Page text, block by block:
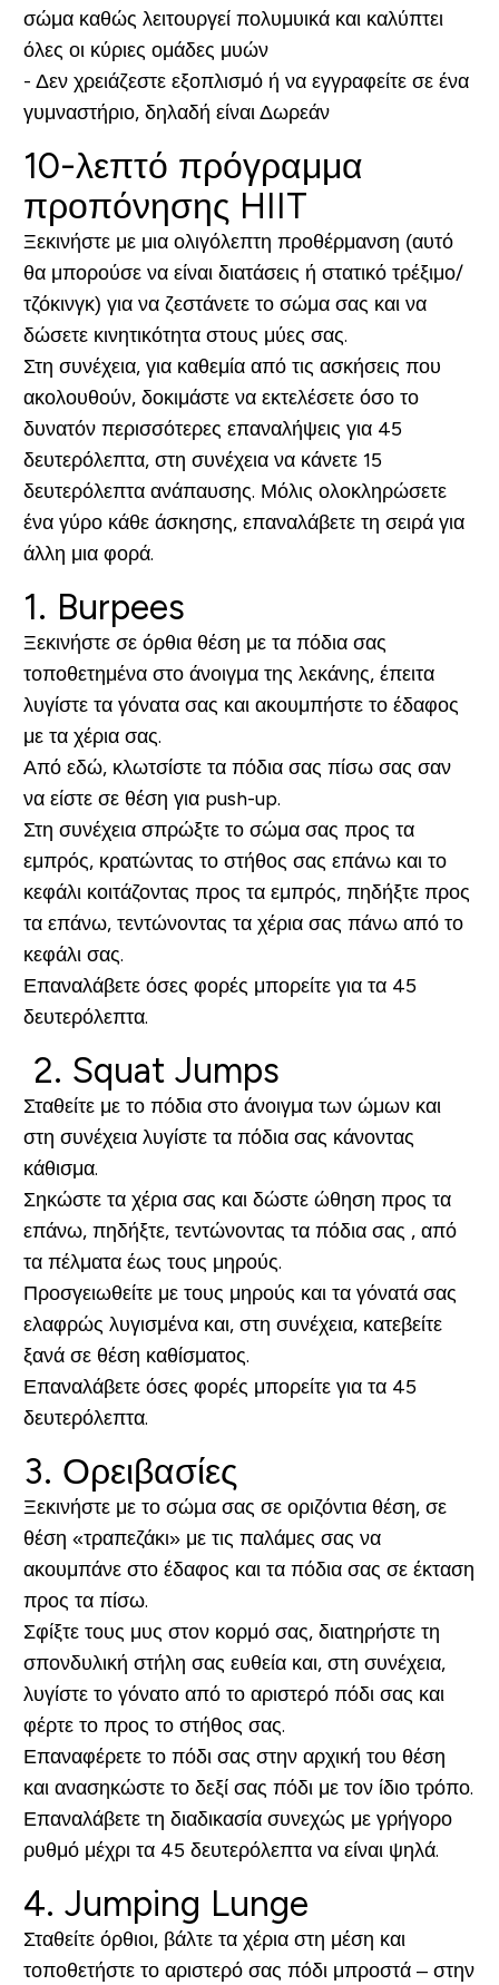
σώμα καθώς λειτουργεί πολυμυικά και καλύπτει
όλες οι κύριες ομάδες μυών
- Δεν χρειάζεστε εξοπλισμό ή να εγγραφείτε σε ένα
γυμναστήριο, δηλαδή είναι Δωρεάν
10-λεπτό πρόγραμμα
προπόνησης HIIT
Ξεκινήστε με μια ολιγόλεπτη προθέρμανση (αυτό
θα μπορούσε να είναι διατάσεις ή στατικό τρέξιμο/
τζόκινγκ) για να ζεστάνετε το σώμα σας και να
δώσετε κινητικότητα στους μύες σας.
Στη συνέχεια, για καθεμία από τις ασκήσεις που
ακολουθούν, δοκιμάστε να εκτελέσετε όσο το
δυνατόν περισσότερες επαναλήψεις για 45
δευτερόλεπτα, στη συνέχεια να κάνετε 15
δευτερόλεπτα ανάπαυσης. Μόλις ολοκληρώσετε
ένα γύρο κάθε άσκησης, επαναλάβετε τη σειρά για
άλλη μια φορά.
1. Burpees
Ξεκινήστε σε όρθια θέση με τα πόδια σας
τοποθετημένα στο άνοιγμα της λεκάνης, έπειτα
λυγίστε τα γόνατα σας και ακουμπήστε το έδαφος
με τα χέρια σας.
Από εδώ, κλωτσίστε τα πόδια σας πίσω σας σαν
να είστε σε θέση για push-up.
Στη συνέχεια σπρώξτε το σώμα σας προς τα
εμπρός, κρατώντας το στήθος σας επάνω και το
κεφάλι κοιτάζοντας προς τα εμπρός, πηδήξτε προς
τα επάνω, τεντώνοντας τα χέρια σας πάνω από το
κεφάλι σας.
Επαναλάβετε όσες φορές μπορείτε για τα 45
δευτερόλεπτα.
2. Squat Jumps
Σταθείτε με το πόδια στο άνοιγμα των ώμων και
στη συνέχεια λυγίστε τα πόδια σας κάνοντας
κάθισμα.
Σηκώστε τα χέρια σας και δώστε ώθηση προς τα
επάνω, πηδήξτε, τεντώνοντας τα πόδια σας , από
τα πέλματα έως τους μηρούς.
Προσγειωθείτε με τους μηρούς και τα γόνατά σας
ελαφρώς λυγισμένα και, στη συνέχεια, κατεβείτε
ξανά σε θέση καθίσματος.
Επαναλάβετε όσες φορές μπορείτε για τα 45
δευτερόλεπτα.
3. Ορειβασίες
Ξεκινήστε με το σώμα σας σε οριζόντια θέση, σε
θέση «τραπεζάκι» με τις παλάμες σας να
ακουμπάνε στο έδαφος και τα πόδια σας σε έκταση
προς τα πίσω.
Σφίξτε τους μυς στον κορμό σας, διατηρήστε τη
σπονδυλική στήλη σας ευθεία και, στη συνέχεια,
λυγίστε το γόνατο από το αριστερό πόδι σας και
φέρτε το προς το στήθος σας.
Επαναφέρετε το πόδι σας στην αρχική του θέση
και ανασηκώστε το δεξί σας πόδι με τον ίδιο τρόπο.
Επαναλάβετε τη διαδικασία συνεχώς με γρήγορο
ρυθμό μέχρι τα 45 δευτερόλεπτα να είναι ψηλά.
4. Jumping Lunge
Σταθείτε όρθιοι, βάλτε τα χέρια στη μέση και
τοποθετήστε το αριστερό σας πόδι μπροστά – στην